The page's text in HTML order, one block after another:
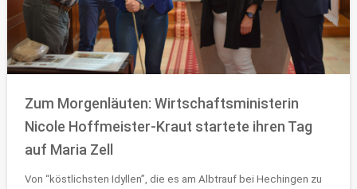
Zum Morgenläuten: Wirtschaftsministerin
Nicole Hoffmeister-Kraut startete ihren Tag
auf Maria Zell
Von “köstlichsten Idyllen”, die es am Albtrauf bei Hechingen zu